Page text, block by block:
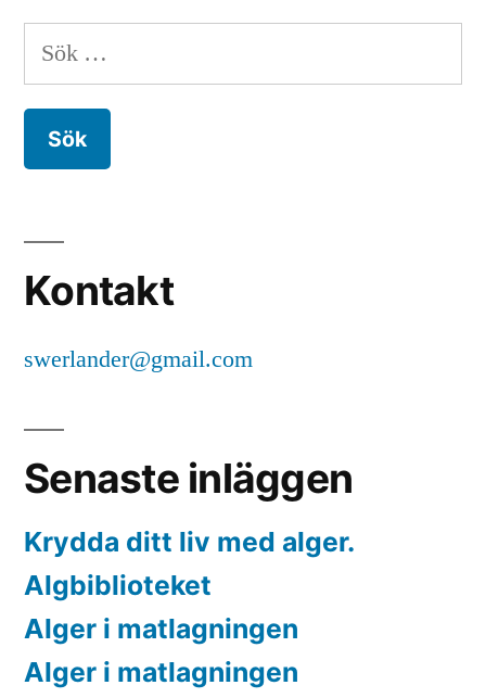
Sök
efter:
Kontakt
swerlander@gmail.com
Senaste inläggen
Krydda ditt liv med alger.
Algbiblioteket
Alger i matlagningen
Alger i matlagningen